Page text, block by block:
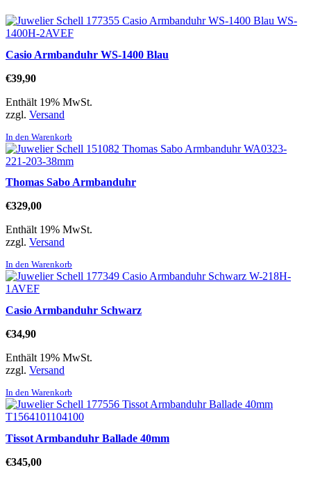
Casio Armbanduhr WS-1400 Blau
€39,90
Enthält 19% MwSt.
zzgl. Versand
In den Warenkorb
Thomas Sabo Armbanduhr
€329,00
Enthält 19% MwSt.
zzgl. Versand
In den Warenkorb
Casio Armbanduhr Schwarz
€34,90
Enthält 19% MwSt.
zzgl. Versand
In den Warenkorb
Tissot Armbanduhr Ballade 40mm
€345,00